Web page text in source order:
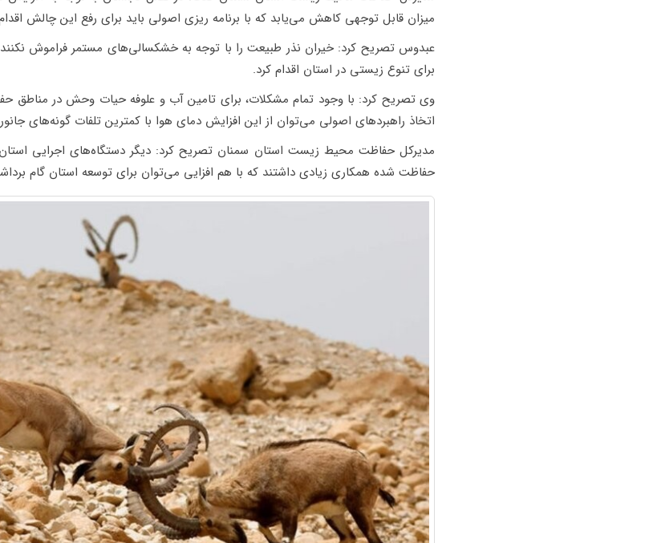
میزان قابل توجهی کاهش می‌یابد که با برنامه ریزی اصولی باید برای رفع این چالش
عبدوس تصریح کرد: خیران نذر طبیعت را با توجه به خشکسالی‌های مستمر فراموش نکنند
برای تنوع زیستی در استان اقدام کرد.
وی تصریح کرد: با وجود تمام مشکلات، برای تامین آب و علوفه حیات وحش در مناطق
اتخاذ راهبردهای اصولی می‌توان از این افزایش دمای هوا با کمترین تلفات گونه‌های
مدیرکل حفاظت محیط زیست استان سمنان تصریح کرد: دیگر دستگاه‌های اجرایی
حفاظت شده همکاری زیادی داشتند که با هم افزایی می‌توان برای توسعه استان گام